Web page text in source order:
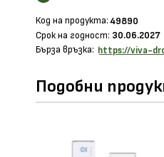
Код на продукта:49890
Срок на годност: 30.06.2027
Бърза връзка: https://viva-
Подобни